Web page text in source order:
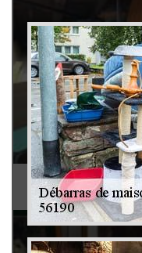
Débarras